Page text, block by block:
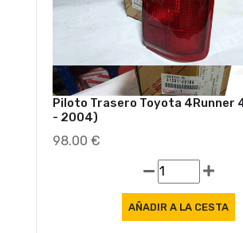
Piloto Trasero Toyota 4Runner
- 2004)
98.00 €